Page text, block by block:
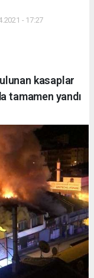
- 17:27
kasaplar
tamamen yandı